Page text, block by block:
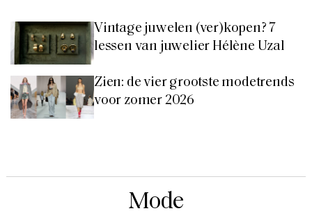
Vintage juwelen (ver)kopen? 7
lessen van juwelier Hélène Uzal
Zien: de vier grootste modetrends
voor zomer 2026
Mode